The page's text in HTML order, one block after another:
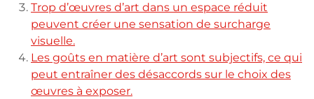
Trop d’œuvres d’art dans un espace réduit
peuvent créer une sensation de surcharge
visuelle.
Les goûts en matière d’art sont subjectifs, ce qui
peut entraîner des désaccords sur le choix des
œuvres à exposer.